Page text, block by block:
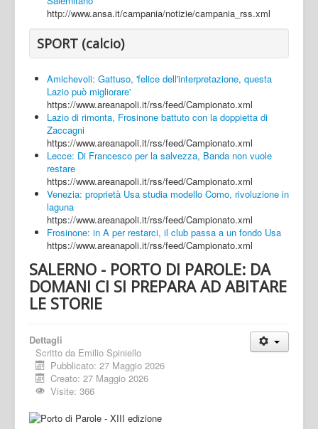
http://www.ansa.it/campania/notizie/campania_rss.xml
SPORT (calcio)
Amichevoli: Gattuso, 'felice dell'interpretazione, questa
Lazio può migliorare'
https://www.areanapoli.it/rss/feed/Campionato.xml
Lazio di rimonta, Frosinone battuto con la doppietta di
Zaccagni
https://www.areanapoli.it/rss/feed/Campionato.xml
Lecce: Di Francesco per la salvezza, Banda non vuole
restare
https://www.areanapoli.it/rss/feed/Campionato.xml
Venezia: proprietà Usa studia modello Como, rivoluzione in
laguna
https://www.areanapoli.it/rss/feed/Campionato.xml
Frosinone: in A per restarci, il club passa a un fondo Usa
https://www.areanapoli.it/rss/feed/Campionato.xml
SALERNO - PORTO DI PAROLE: DA
DOMANI CI SI PREPARA AD ABITARE
LE STORIE
Dettagli
Scritto da Emilio Spiniello
Pubblicato: 27 Maggio 2026
Creato: 27 Maggio 2026
Visite: 366